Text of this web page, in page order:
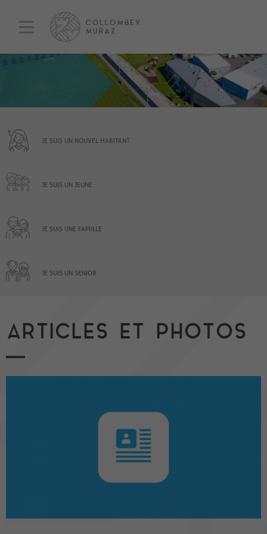
JE SUIS UN NOUVEL HABITANT
JE SUIS UN JEUNE
JE SUIS UNE FAMILLE
JE SUIS UN SENIOR
ARTICLES ET PHOTOS